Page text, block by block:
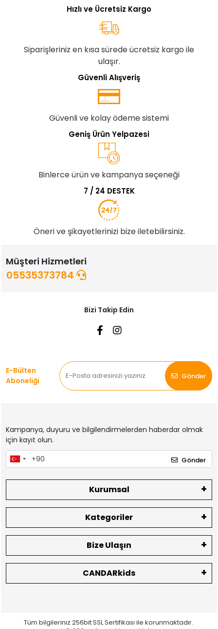
Hızlı ve Ücretsiz Kargo
Siparişleriniz en kısa sürede ücretsiz kargo ile
ulaşır.
Güvenli Alışveriş
Güvenli ve kolay ödeme sistemi
Geniş Ürün Yelpazesi
Binlerce ürün ve kampanya seçeneği
7 / 24 DESTEK
Öneri ve şikayetlerinizi bize iletebilirsiniz.
Müşteri Hizmetleri
05535373784
Bizi Takip Edin
E-Bülten
Aboneliği
Gönder
Kampanya, duyuru ve bilgilendirmelerden haberdar olmak
için kayıt olun.
Gönder
Kurumsal
Kategoriler
Bize Ulaşın
CANDARkids
Tüm bilgileriniz 256bit SSL Sertifikası ile korunmaktadır.